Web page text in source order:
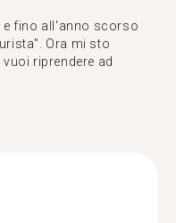
e fino all'anno scorso
Ora mi sto
riprendere ad